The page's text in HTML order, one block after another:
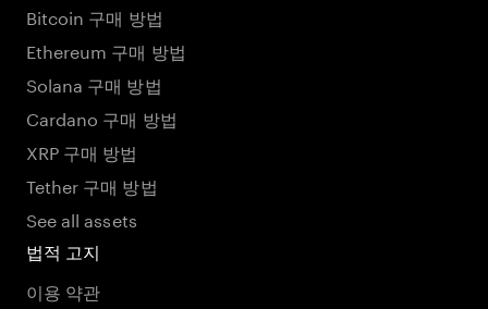
Bitcoin 구매 방법
Ethereum 구매 방법
Solana 구매 방법
Cardano 구매 방법
XRP 구매 방법
Tether 구매 방법
See all assets
법적 고지
이용 약관